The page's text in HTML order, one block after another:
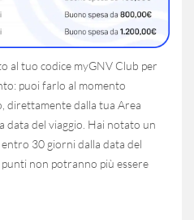
al tuo codice myGNV Club per
puoi farlo al momento
direttamente dalla tua Area
data del viaggio. Hai notato un
30 giorni dalla data del
non potranno più essere
e personalizza
Accetta